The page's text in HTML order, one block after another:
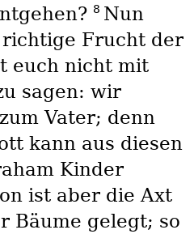
8 Nun
Frucht der
euch nicht mit
sagen: wir
Vater; denn
kann aus diesen
Kinder
ist aber die Axt
Bäume gelegt; so